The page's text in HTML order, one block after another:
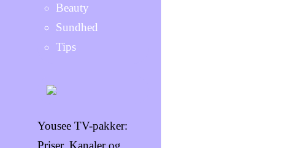
Beauty
Sundhed
Tips
Yousee TV-pakker:
Priser, Kanaler og